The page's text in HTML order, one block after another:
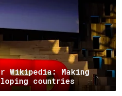
Wikipedia: Making
countries